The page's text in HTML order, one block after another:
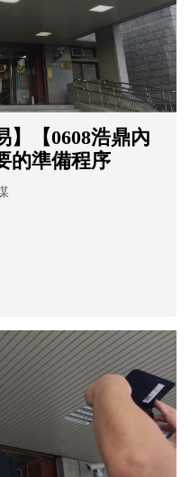
【0608浩鼎內
的準備程序